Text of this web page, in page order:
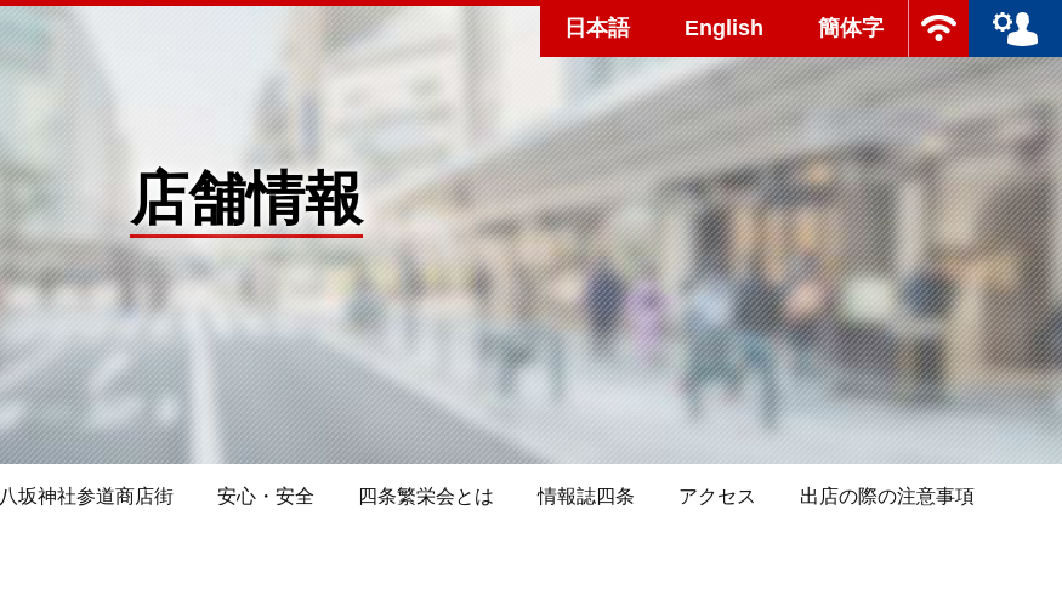
日本語 English 簡体字
店舗情報
八坂神社参道商店街 安心・安全 四条繁栄会とは 情報誌四条 アクセス 出店の際の注意事項